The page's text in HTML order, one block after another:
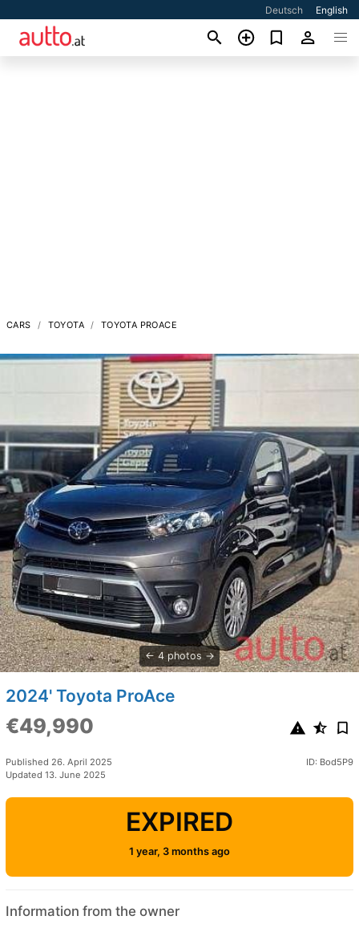
Deutsch English
CARS TOYOTA TOYOTA PROACE
4 photos
2024' Toyota ProAce
€49,990
Published 26. April 2025
Updated 13. June 2025
ID: Bod5P9
EXPIRED
1 year, 3 months ago
Information from the owner